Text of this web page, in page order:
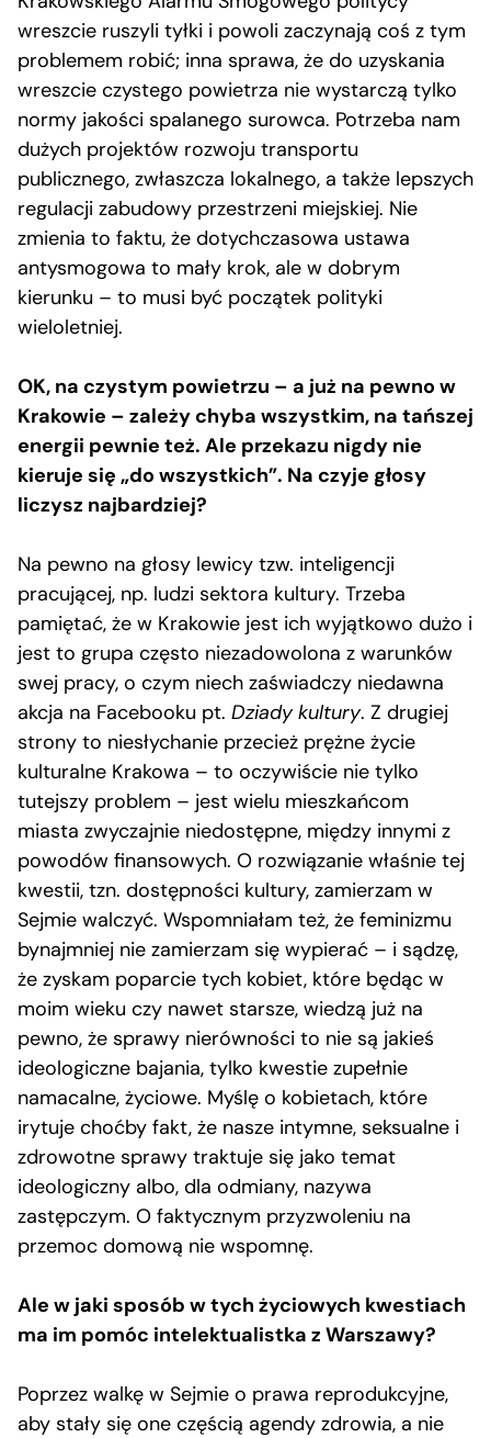
wreszcie ruszyli tyłki i powoli zaczynają coś z tym
problemem robić; inna sprawa, że do uzyskania
wreszcie czystego powietrza nie wystarczą tylko
normy jakości spalanego surowca. Potrzeba nam
dużych projektów rozwoju transportu
publicznego, zwłaszcza lokalnego, a także lepszych
regulacji zabudowy przestrzeni miejskiej. Nie
zmienia to faktu, że dotychczasowa ustawa
antysmogowa to mały krok, ale w dobrym
kierunku – to musi być początek polityki
wieloletniej.
OK, na czystym powietrzu – a już na pewno w
Krakowie – zależy chyba wszystkim, na tańszej
energii pewnie też. Ale przekazu nigdy nie
kieruje się „do wszystkich”. Na czyje głosy
liczysz najbardziej?
Na pewno na głosy lewicy tzw. inteligencji
pracującej, np. ludzi sektora kultury. Trzeba
pamiętać, że w Krakowie jest ich wyjątkowo dużo i
jest to grupa często niezadowolona z warunków
swej pracy, o czym niech zaświadczy niedawna
akcja na Facebooku pt. Dziady kultury. Z drugiej
strony to niesłychanie przecież prężne życie
kulturalne Krakowa – to oczywiście nie tylko
tutejszy problem – jest wielu mieszkańcom
miasta zwyczajnie niedostępne, między innymi z
powodów finansowych. O rozwiązanie właśnie tej
kwestii, tzn. dostępności kultury, zamierzam w
Sejmie walczyć. Wspomniałam też, że feminizmu
bynajmniej nie zamierzam się wypierać – i sądzę,
że zyskam poparcie tych kobiet, które będąc w
moim wieku czy nawet starsze, wiedzą już na
pewno, że sprawy nierówności to nie są jakieś
ideologiczne bajania, tylko kwestie zupełnie
namacalne, życiowe. Myślę o kobietach, które
irytuje choćby fakt, że nasze intymne, seksualne i
zdrowotne sprawy traktuje się jako temat
ideologiczny albo, dla odmiany, nazywa
zastępczym. O faktycznym przyzwoleniu na
przemoc domową nie wspomnę.
Ale w jaki sposób w tych życiowych kwestiach
ma im pomóc intelektualistka z Warszawy?
Poprzez walkę w Sejmie o prawa reprodukcyjne,
aby stały się one częścią agendy zdrowia, a nie